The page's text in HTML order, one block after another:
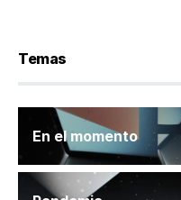
Temas
En el momento